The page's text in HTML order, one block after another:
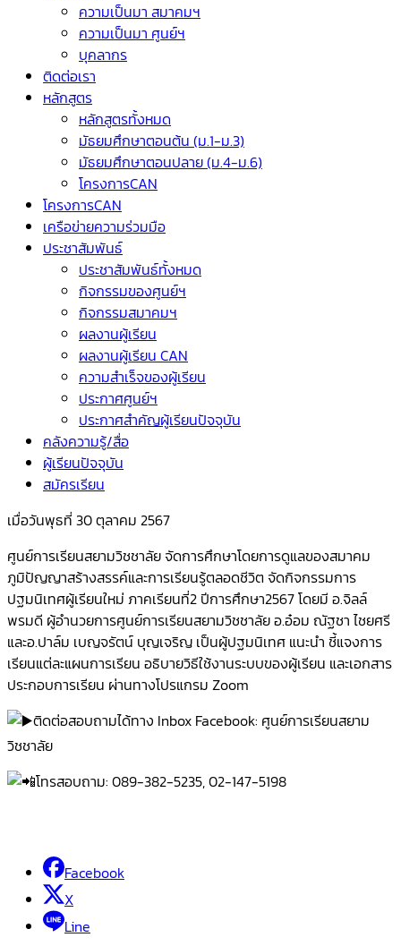
ความเป็นมา สมาคมฯ
ความเป็นมา ศูนย์ฯ
บุคลากร
ติดต่อเรา
หลักสูตร
หลักสูตรทั้งหมด
มัธยมศึกษาตอนต้น (ม.1-ม.3)
มัธยมศึกษาตอนปลาย (ม.4-ม.6)
โครงการCAN
โครงการCAN
เครือข่ายความร่วมมือ
ประชาสัมพันธ์
ประชาสัมพันธ์ทั้งหมด
กิจกรรมของศูนย์ฯ
กิจกรรมสมาคมฯ
ผลงานผู้เรียน
ผลงานผู้เรียน CAN
ความสำเร็จของผู้เรียน
ประกาศศูนย์ฯ
ประกาศสำคัญผู้เรียนปัจจุบัน
คลังความรู้/สื่อ
ผู้เรียนปัจจุบัน
สมัครเรียน
เมื่อวันพุธที่ 30 ตุลาคม 2567
ศูนย์การเรียนสยามวิชชาลัย จัดการศึกษาโดยการดูแลของสมาคม
ภูมิปัญญาสร้างสรรค์และการเรียนรู้ตลอดชีวิต จัดกิจกรรมการ
ปฐมนิเทศผู้เรียนใหม่ ภาคเรียนที่2 ปีการศึกษา2567 โดยมี อ.จิลล์
พรมดี ผู้อำนวยการศูนย์การเรียนสยามวิชชาลัย อ.อ๋อม ณัฐชา ไชยศรี
และอ.ปาล์ม เบญจรัตน์ บุญเจริญ เป็นผู้ปฐมนิเทศ แนะนำ ชี้แจงการ
เรียนแต่ละแผนการเรียน อธิบายวิธีใช้งานระบบของผู้เรียน และเอกสาร
ประกอบการเรียน ผ่านทางโปรแกรม Zoom
ติดต่อสอบถามได้ทาง Inbox Facebook: ศูนย์การเรียนสยาม
วิชชาลัย
โทรสอบถาม: 089-382-5235, 02-147-5198
Facebook
X
Line